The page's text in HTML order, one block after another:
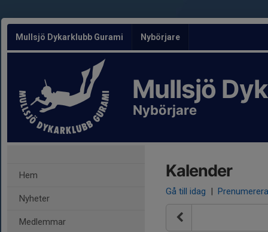
Mullsjö Dykarklubb Gurami Nybörjare
Mullsjö
Nybörjare
Hem
Nyheter
Medlemmar
Kalender
Gå till idag | Prenumerera